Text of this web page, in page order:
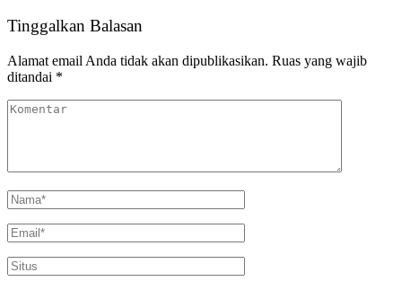
Tinggalkan Balasan
Alamat email Anda tidak akan dipublikasikan. Ruas yang wajib
ditandai *